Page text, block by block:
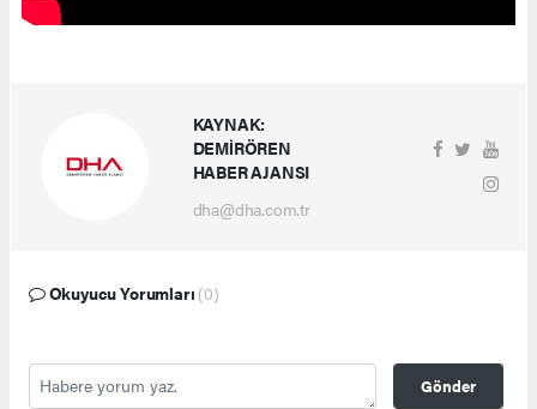
KAYNAK:
DEMİRÖREN
HABER AJANSI
dha@dha.com.tr
Okuyucu Yorumları (0)
Gönder